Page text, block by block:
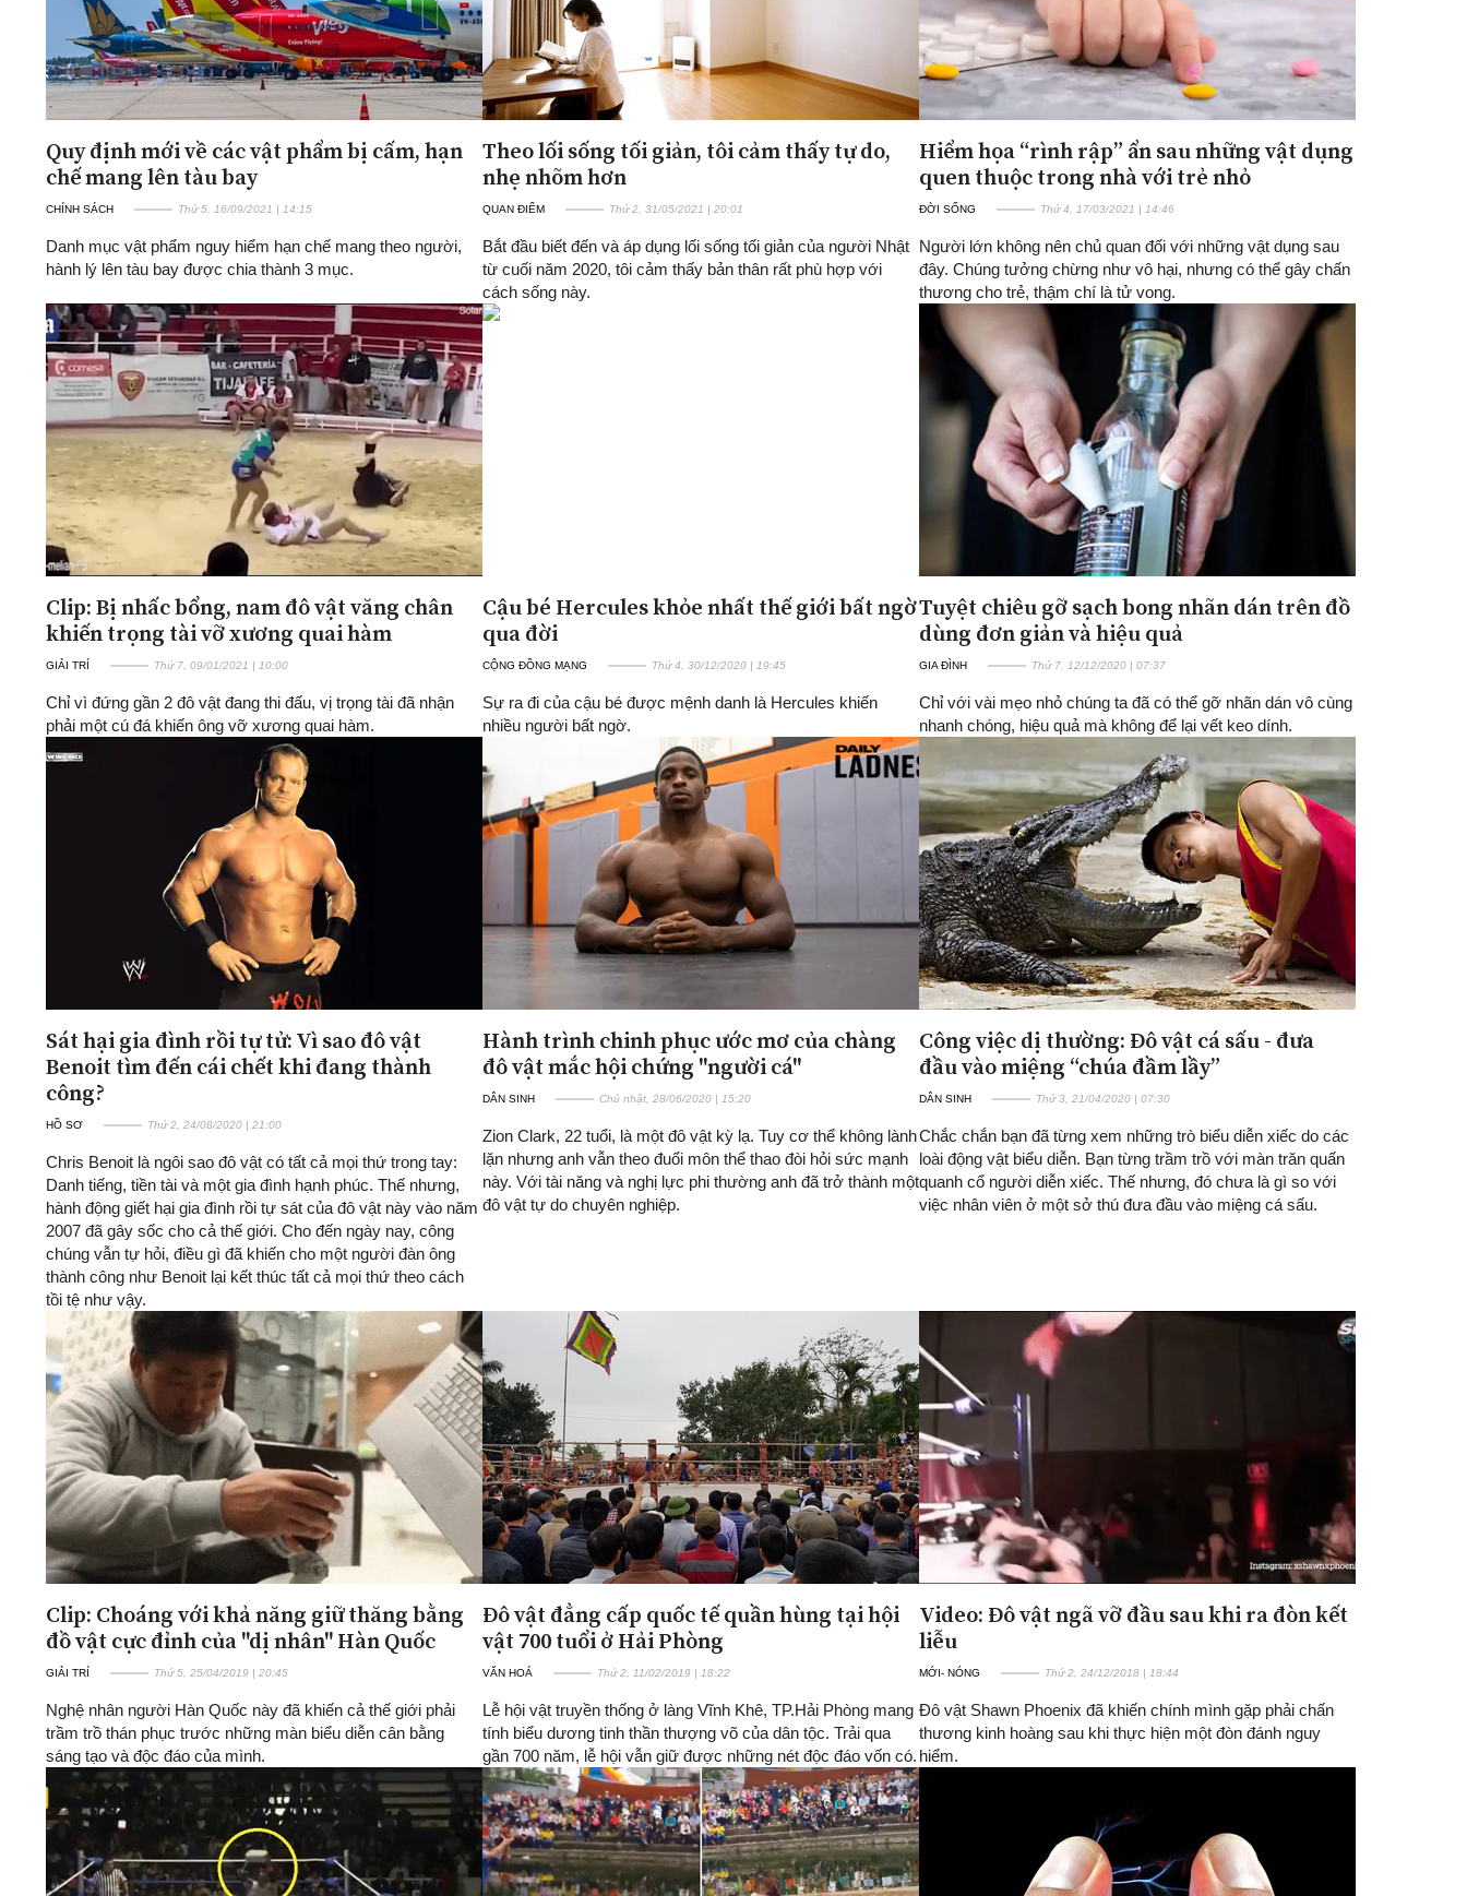
Quy định mới về các vật phẩm bị cấm, hạn
chế mang lên tàu bay
CHÍNH SÁCH Thứ 5, 16/09/2021 | 14:15
Danh mục vật phẩm nguy hiểm hạn chế mang theo người,
hành lý lên tàu bay được chia thành 3 mục.
Theo lối sống tối giản, tôi cảm thấy tự do,
nhẹ nhõm hơn
QUAN ĐIỂM Thứ 2, 31/05/2021 | 20:01
Bắt đầu biết đến và áp dụng lối sống tối giản của người Nhật
từ cuối năm 2020, tôi cảm thấy bản thân rất phù hợp với
cách sống này.
Hiểm họa “rình rập” ẩn sau những vật dụng
quen thuộc trong nhà với trẻ nhỏ
ĐỜI SỐNG Thứ 4, 17/03/2021 | 14:46
Người lớn không nên chủ quan đối với những vật dụng sau
đây. Chúng tưởng chừng như vô hại, nhưng có thể gây chấn
thương cho trẻ, thậm chí là tử vong.
Clip: Bị nhấc bổng, nam đô vật văng chân
khiến trọng tài vỡ xương quai hàm
GIẢI TRÍ Thứ 7, 09/01/2021 | 10:00
Chỉ vì đứng gần 2 đô vật đang thi đấu, vị trọng tài đã nhận
phải một cú đá khiến ông vỡ xương quai hàm.
Cậu bé Hercules khỏe nhất thế giới bất ngờ
qua đời
CỘNG ĐỒNG MẠNG Thứ 4, 30/12/2020 | 19:45
Sự ra đi của cậu bé được mệnh danh là Hercules khiến
nhiều người bất ngờ.
Tuyệt chiêu gỡ sạch bong nhãn dán trên đồ
dùng đơn giản và hiệu quả
GIA ĐÌNH Thứ 7, 12/12/2020 | 07:37
Chỉ với vài mẹo nhỏ chúng ta đã có thể gỡ nhãn dán vô cùng
nhanh chóng, hiệu quả mà không để lại vết keo dính.
Sát hại gia đình rồi tự tử: Vì sao đô vật
Benoit tìm đến cái chết khi đang thành
công?
HỒ SƠ Thứ 2, 24/08/2020 | 21:00
Chris Benoit là ngôi sao đô vật có tất cả mọi thứ trong tay:
Danh tiếng, tiền tài và một gia đình hạnh phúc. Thế nhưng,
hành động giết hại gia đình rồi tự sát của đô vật này vào năm
2007 đã gây sốc cho cả thế giới. Cho đến ngày nay, công
chúng vẫn tự hỏi, điều gì đã khiến cho một người đàn ông
thành công như Benoit lại kết thúc tất cả mọi thứ theo cách
tồi tệ như vậy.
Hành trình chinh phục ước mơ của chàng
đô vật mắc hội chứng "người cá"
DÂN SINH Chủ nhật, 28/06/2020 | 15:20
Zion Clark, 22 tuổi, là một đô vật kỳ lạ. Tuy cơ thể không lành
lặn nhưng anh vẫn theo đuổi môn thể thao đòi hỏi sức mạnh
này. Với tài năng và nghị lực phi thường anh đã trở thành một
đô vật tự do chuyên nghiệp.
Công việc dị thường: Đô vật cá sấu - đưa
đầu vào miệng “chúa đầm lầy”
DÂN SINH Thứ 3, 21/04/2020 | 07:30
Chắc chắn bạn đã từng xem những trò biểu diễn xiếc do các
loài động vật biểu diễn. Bạn từng trầm trồ với màn trăn quấn
quanh cổ người diễn xiếc. Thế nhưng, đó chưa là gì so với
việc nhân viên ở một sở thú đưa đầu vào miệng cá sấu.
Clip: Choáng với khả năng giữ thăng bằng
đồ vật cực đỉnh của "dị nhân" Hàn Quốc
GIẢI TRÍ Thứ 5, 25/04/2019 | 20:45
Nghệ nhân người Hàn Quốc này đã khiến cả thế giới phải
trầm trồ thán phục trước những màn biểu diễn cân bằng
sáng tạo và độc đáo của mình.
Đô vật đẳng cấp quốc tế quần hùng tại hội
vật 700 tuổi ở Hải Phòng
VĂN HOÁ Thứ 2, 11/02/2019 | 18:22
Lễ hội vật truyền thống ở làng Vĩnh Khê, TP.Hải Phòng mang
tính biểu dương tinh thần thượng võ của dân tộc. Trải qua
gần 700 năm, lễ hội vẫn giữ được những nét độc đáo vốn có.
Video: Đô vật ngã vỡ đầu sau khi ra đòn kết
liễu
MỚI- NÓNG Thứ 2, 24/12/2018 | 18:44
Đô vật Shawn Phoenix đã khiến chính mình gặp phải chấn
thương kinh hoàng sau khi thực hiện một đòn đánh nguy
hiểm.